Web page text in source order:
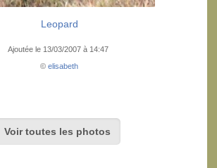
Leopard
Ajoutée le 13/03/2007 à 14:47
© elisabeth
Voir toutes les photos